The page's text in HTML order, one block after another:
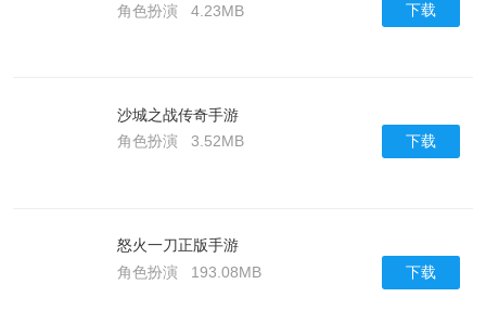
角色扮演
4.23MB 下载
沙城之战传奇手游
角色扮演
3.52MB 下载
怒火一刀正版手游
角色扮演
193.08MB 下载